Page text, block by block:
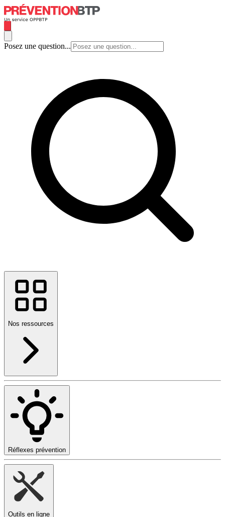
Posez une question...
Nos ressources
Réflexes prévention
Outils en ligne